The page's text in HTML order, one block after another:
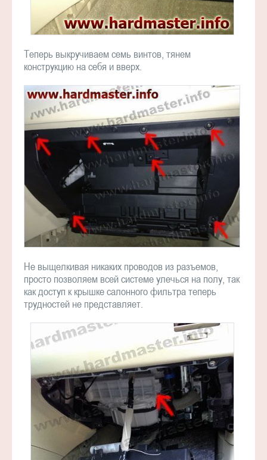
Теперь выкручиваем семь винтов, тянем
конструкцию на себя и вверх.
Не выщелкивая никаких проводов из разъемов,
просто позволяем всей системе улечься на полу, так
как доступ к крышке салонного фильтра теперь
трудностей не представляет.